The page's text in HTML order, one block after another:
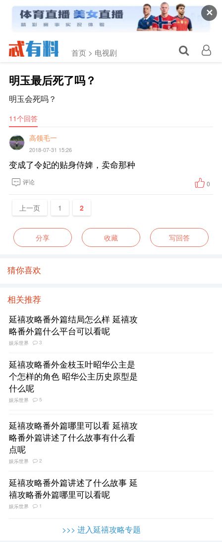
✕
首页 > 电视剧
明玉最后死了吗？
明玉会死吗？
11个回答
高领毛一
2018-07-31 15:26
变成了令妃的贴身侍婢，卖命那种
评论 0
上一页 1 2
分享 收藏 写回答
猜你喜欢
相关推荐
延禧攻略番外篇结局怎么样 延禧攻
略番外篇什么平台可以看呢
娱乐世界 3
延禧攻略番外金枝玉叶昭华公主是
个怎样的角色 昭华公主历史原型是
什么呢
娱乐世界 5
延禧攻略番外篇哪里可以看 延禧攻
略番外篇讲述了什么故事有什么看
点呢
娱乐世界 2
延禧攻略番外篇讲述了什么故事 延
禧攻略番外篇哪里可以看呢
娱乐世界 1
>>> 进入延禧攻略专题